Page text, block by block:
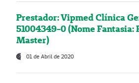
Prestador: Vipmed Clínica
51004349-0 (Nome
Master)
01 de Abril de 2020